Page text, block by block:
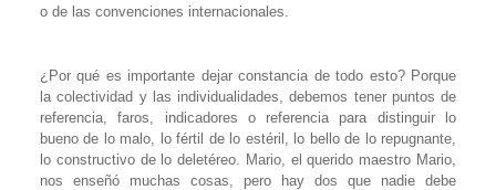
o de las convenciones internacionales.
¿Por qué es importante dejar constancia de todo esto? Porque
la colectividad y las individualidades, debemos tener puntos de
referencia, faros, indicadores o referencia para distinguir lo
bueno de lo malo, lo fértil de lo estéril, lo bello de lo repugnante,
lo constructivo de lo deletéreo. Mario, el querido maestro Mario,
nos enseñó muchas cosas, pero hay dos que nadie debe